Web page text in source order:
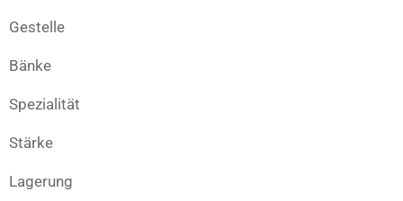
Gestelle
Bänke
Spezialität
Stärke
Lagerung